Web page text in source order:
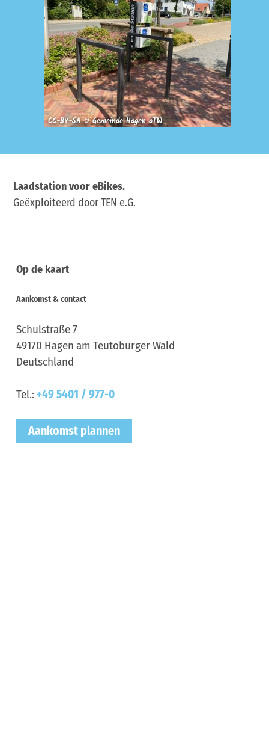
CC-BY-SA © Gemeinde Hagen aTW
Laadstation voor eBikes.
Geëxploiteerd door TEN e.G.
Op de kaart
Aankomst & contact
Schulstraße 7
49170 Hagen am Teutoburger Wald
Deutschland
Tel.: +49 5401 / 977-0
Aankomst plannen